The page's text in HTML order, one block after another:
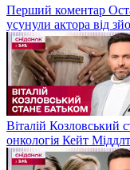
Перший коментар
усунули актора від
Віталій Козловський
онкологія Кейт